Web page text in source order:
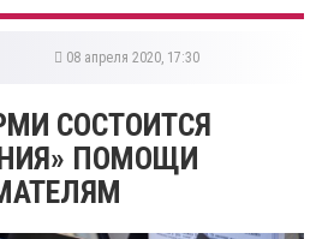
08 апреля 2020, 17:30
СОСТОИТСЯ
ПОМОЩИ